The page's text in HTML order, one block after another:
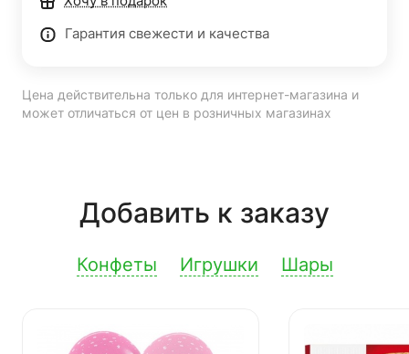
Гарантия свежести и качества
Цена действительна только для интернет-магазина и
может отличаться от цен в розничных магазинах
Добавить к заказу
Конфеты Игрушки Шары